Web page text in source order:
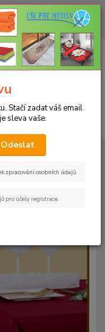
PRODUKTŮ ZA LEPŠÍ
0ks
za0 Kč
s vodoodpudivou úpravou
-
Stačí zadat váš email
sleva vaše.
Odeslat
zpracování osobních údajů.
pro účely registrace.